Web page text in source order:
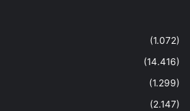
(1.072)
(14.416)
(1.299)
(2.147)